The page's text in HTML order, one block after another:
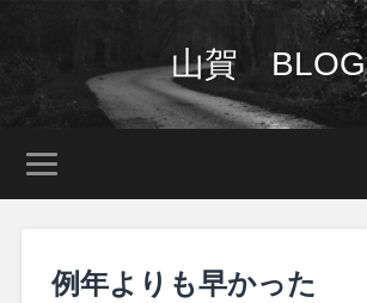
山賀 BLOG
例年よりも早かった